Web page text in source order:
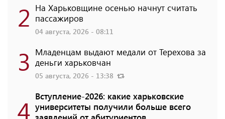
2 На Харьковщине осенью начнут считать
пассажиров
04 августа, 2026 - 08:11
3 Младенцам выдают медали от Терехова за
деньги харьковчан
05 августа, 2026 - 13:38
4 Вступление-2026: какие харьковские
университеты получили больше всего